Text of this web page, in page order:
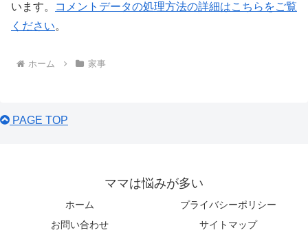
います。
コメントデータの処理方法の詳細はこちらをご覧
ください。
ホーム 家事
PAGE TOP
ママは悩みが多い
ホーム
プライバシーポリシー
お問い合わせ
サイトマップ